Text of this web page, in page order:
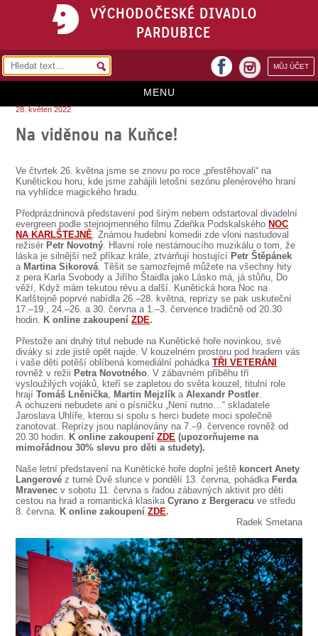
VÝCHODOČESKÉ DIVADLO
PARDUBICE
MŮJ ÚČET
facebook
MENU
REPERTOÁR
PŘEDPLATNÉ
KONTAKTY
O DIVADLE
SOUBOR
DÁLE NABÍZÍME
28. květen 2022
Na viděnou na Kuňce!
Ve čtvrtek 26. května jsme se znovu po roce „přestěhovali“ na
Kunětickou horu, kde jsme zahájili letošní sezónu plenérového hraní
na vyhlídce magického hradu.
Předprázdninová představení pod širým nebem odstartoval divadelní
evergreen podle stejnojmenného filmu Zdeňka Podskalského NOC
NA KARLŠTEJNĚ. Známou hudební komedii zde vloni nastudoval
režisér Petr Novotný. Hlavní role nestárnoucího muzikálu o tom, že
láska je silnější než příkaz krále, ztvárňují hostující Petr Štěpánek
a Martina Sikorová. Těšit se samozřejmě můžete na všechny hity
z pera Karla Svobody a Jiřího Štaidla jako Lásko má, já stůňu, Do
věží, Když mám tekutou révu a další. Kunětická hora Noc na
Karlštejně poprvé nabídla 26.–28. května, reprízy se pak uskuteční
17.–19., 24.–26. a 30. června a 1.–3. července tradičně od 20.30
hodin. K online zakoupeníZDE.
Přestože ani druhý titul nebude na Kunětické hoře novinkou, své
diváky si zde jistě opět najde. V kouzelném prostoru pod hradem vás
i vaše děti potěší oblíbená komediální pohádkaTŘI VETERÁNI
rovněž v režii Petra Novotného. V zábavném příběhu tří
vysloužilých vojáků, kteří se zapletou do světa kouzel, titulní role
hrajíTomáš Lněnička, Martin Mejzlík aAlexandr Postler.
A ochuzeni nebudete ani o písničku „Není nutno…“ skladatele
Jaroslava Uhlíře, kterou si spolu s herci budete moci společně
zanotovat. Reprízy jsou naplánovány na 7.–9. července rovněž od
20.30 hodin. K online zakoupeníZDE (upozorňujeme na
mimořádnou 30% slevu pro děti a studety).
Naše letní představení na Kunětické hoře doplní ještě koncert Anety
Langerové z turné Dvě slunce v pondělí 13. června, pohádka Ferda
Mravenec v sobotu 11. června s řadou zábavných aktivit pro děti
cestou na hrad a romantická klasikaCyrano z Bergeracu ve středu
8. června. K online zakoupeníZDE.
Radek Smetana